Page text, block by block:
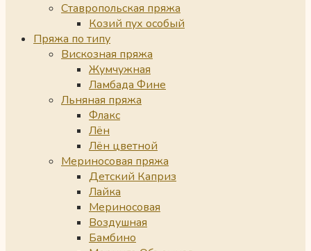
Ставропольская пряжа
Козий пух особый
Пряжа по типу
Вискозная пряжа
Жумчужная
Ламбада Фине
Льняная пряжа
Флакс
Лён
Лён цветной
Мериносовая пряжа
Детский Каприз
Лайка
Мериносовая
Воздушная
Бамбино